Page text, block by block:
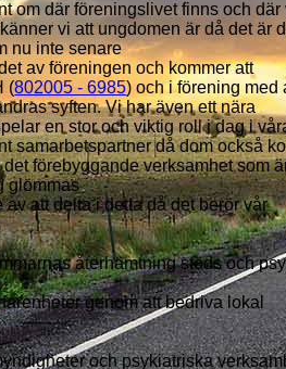
om där föreningslivet finns och där
vi att ungdomen är då det är
nu inte senare
av föreningen och kommer att
(802005 - 6985) och i förening med
syften. Vi har även ett nära
en stor och viktig roll i dag i
samarbetspartner då dom också
förebyggande verksamhet som
glömmas
att delta i detta då det berör vår
återhämtning stöds och
genom att bedriva lokal
och psykiatriska